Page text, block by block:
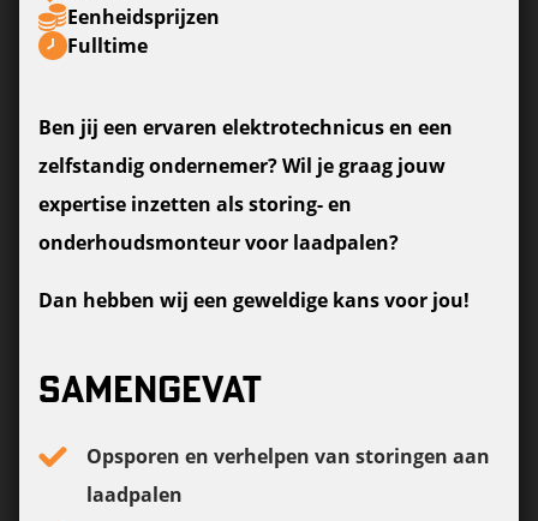
Eenheidsprijzen
Fulltime
Ben jij een ervaren elektrotechnicus en een
zelfstandig ondernemer? Wil je graag jouw
expertise inzetten als storing- en
onderhoudsmonteur voor laadpalen?
Dan hebben wij een geweldige kans voor jou!
SAMENGEVAT
Opsporen en verhelpen van storingen aan
laadpalen